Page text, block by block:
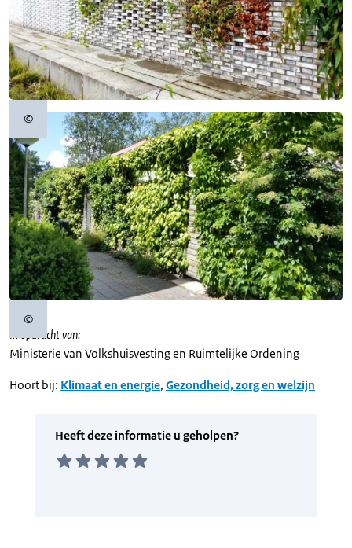
©Copyrightinformatie
©Copyrightinformatie
In opdracht van:
Ministerie van Volkshuisvesting en Ruimtelijke Ordening
Hoort bij: Klimaat en energie, Gezondheid, zorg en welzijn